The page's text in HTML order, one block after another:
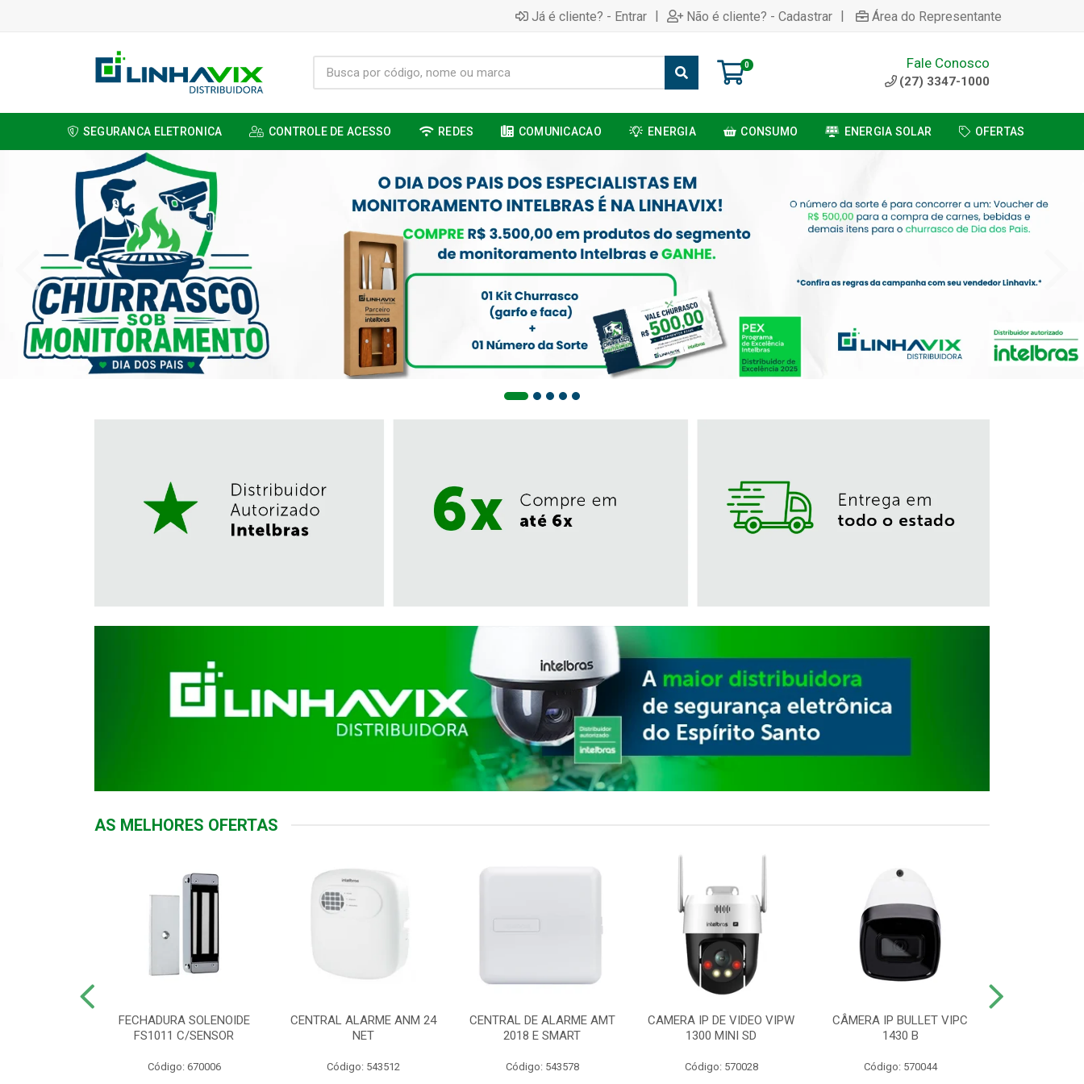
Já é cliente? - Entrar | Não é cliente? - Cadastrar | Área do Representante
0 Fale Conosco
(27) 3347-1000
SEGURANCA ELETRONICA CONTROLE DE ACESSO REDES COMUNICACAO ENERGIA CONSUMO ENERGIA SOLAR OFERTAS
AS MELHORES OFERTAS
FECHADURA SOLENOIDE
FS1011 C/SENSOR
Código: 670006
CENTRAL ALARME ANM 24
NET
Código: 543512
CENTRAL DE ALARME AMT
2018 E SMART
Código: 543578
CAMERA IP DE VIDEO VIPW
1300 MINI SD
Código: 570028
CÂMERA IP BULLET VIPC
1430 B
Código: 570044